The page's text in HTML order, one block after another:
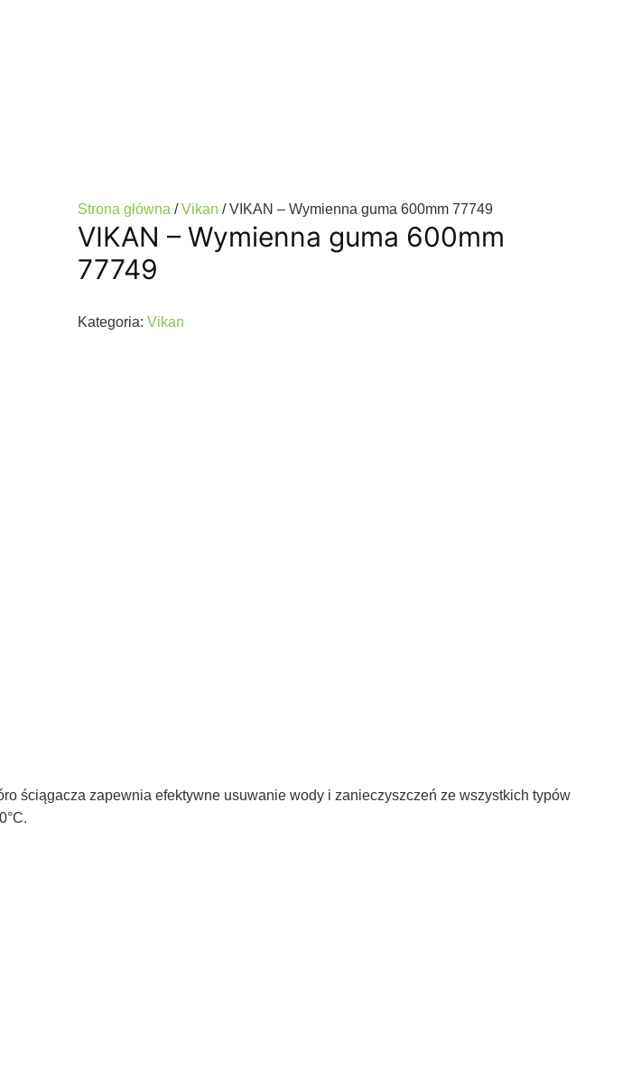
Strona główna /Vikan / VIKAN – Wymienna guma 600mm 77749
VIKAN – Wymienna guma 600mm
77749
Kategoria: Vikan
ściągacza zapewnia efektywne usuwanie wody i zanieczyszczeń ze wszystkich typów